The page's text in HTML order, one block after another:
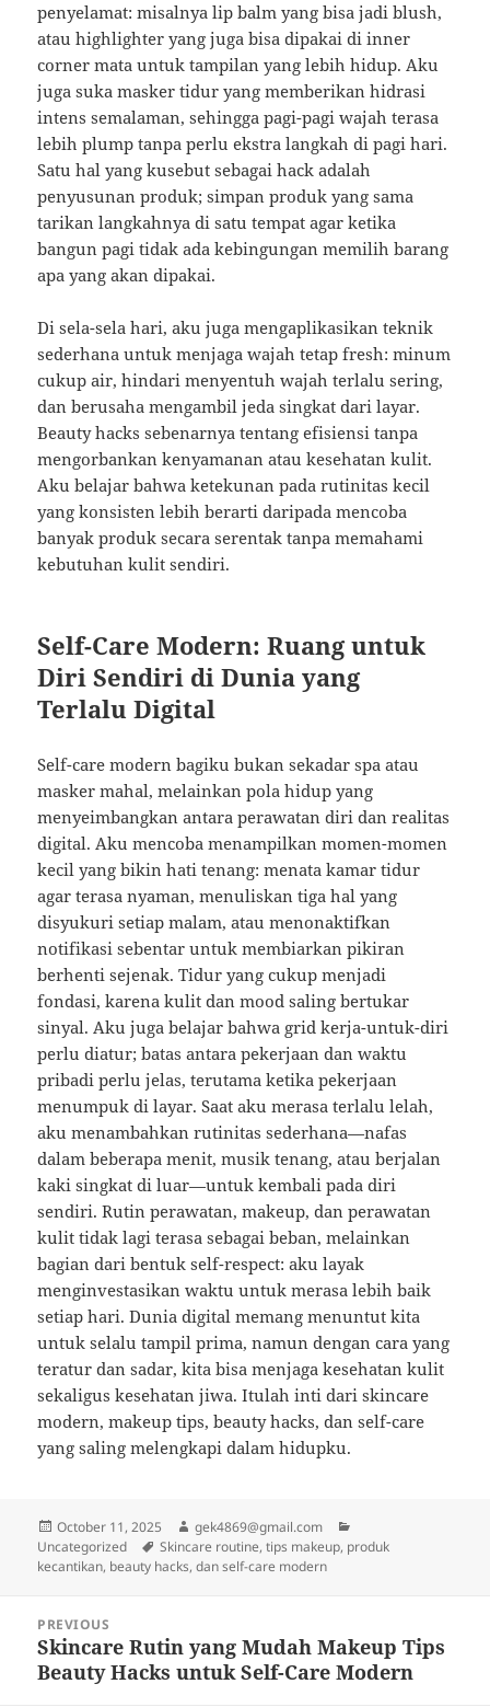
penyelamat: misalnya lip balm yang bisa jadi blush,
atau highlighter yang juga bisa dipakai di inner
corner mata untuk tampilan yang lebih hidup. Aku
juga suka masker tidur yang memberikan hidrasi
intens semalaman, sehingga pagi-pagi wajah terasa
lebih plump tanpa perlu ekstra langkah di pagi hari.
Satu hal yang kusebut sebagai hack adalah
penyusunan produk; simpan produk yang sama
tarikan langkahnya di satu tempat agar ketika
bangun pagi tidak ada kebingungan memilih barang
apa yang akan dipakai.
Di sela-sela hari, aku juga mengaplikasikan teknik
sederhana untuk menjaga wajah tetap fresh: minum
cukup air, hindari menyentuh wajah terlalu sering,
dan berusaha mengambil jeda singkat dari layar.
Beauty hacks sebenarnya tentang efisiensi tanpa
mengorbankan kenyamanan atau kesehatan kulit.
Aku belajar bahwa ketekunan pada rutinitas kecil
yang konsisten lebih berarti daripada mencoba
banyak produk secara serentak tanpa memahami
kebutuhan kulit sendiri.
Self-Care Modern: Ruang untuk
Diri Sendiri di Dunia yang
Terlalu Digital
Self-care modern bagiku bukan sekadar spa atau
masker mahal, melainkan pola hidup yang
menyeimbangkan antara perawatan diri dan realitas
digital. Aku mencoba menampilkan momen-momen
kecil yang bikin hati tenang: menata kamar tidur
agar terasa nyaman, menuliskan tiga hal yang
disyukuri setiap malam, atau menonaktifkan
notifikasi sebentar untuk membiarkan pikiran
berhenti sejenak. Tidur yang cukup menjadi
fondasi, karena kulit dan mood saling bertukar
sinyal. Aku juga belajar bahwa grid kerja-untuk-diri
perlu diatur; batas antara pekerjaan dan waktu
pribadi perlu jelas, terutama ketika pekerjaan
menumpuk di layar. Saat aku merasa terlalu lelah,
aku menambahkan rutinitas sederhana—nafas
dalam beberapa menit, musik tenang, atau berjalan
kaki singkat di luar—untuk kembali pada diri
sendiri. Rutin perawatan, makeup, dan perawatan
kulit tidak lagi terasa sebagai beban, melainkan
bagian dari bentuk self-respect: aku layak
menginvestasikan waktu untuk merasa lebih baik
setiap hari. Dunia digital memang menuntut kita
untuk selalu tampil prima, namun dengan cara yang
teratur dan sadar, kita bisa menjaga kesehatan kulit
sekaligus kesehatan jiwa. Itulah inti dari skincare
modern, makeup tips, beauty hacks, dan self-care
yang saling melengkapi dalam hidupku.
Posted
on
October 11, 2025 Author
gek4869@gmail.com
Uncategorized
Tags
Skincare routine, tips makeup, produk
kecantikan, beauty hacks, dan self-care modern
navigation
PREVIOUS
Previous
post:
Skincare Rutin yang Mudah Makeup Tips
Beauty Hacks untuk Self-Care Modern